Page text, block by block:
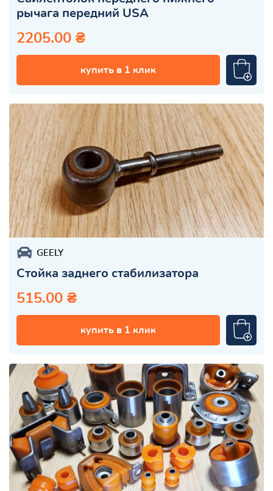
рычага передний USA
2205.00 ₴
купить в 1 клик
GEELY
Стойка заднего стабилизатора
515.00 ₴
купить в 1 клик